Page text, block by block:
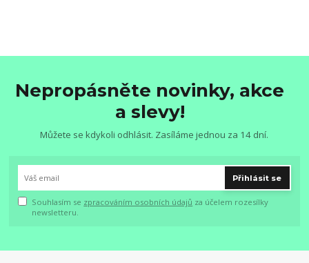
Nepropásněte novinky, akce
a slevy!
Můžete se kdykoli odhlásit. Zasíláme jednou za 14 dní.
Přihlásit se
Souhlasím se zpracováním osobních údajů za účelem rozesílky
newsletteru.